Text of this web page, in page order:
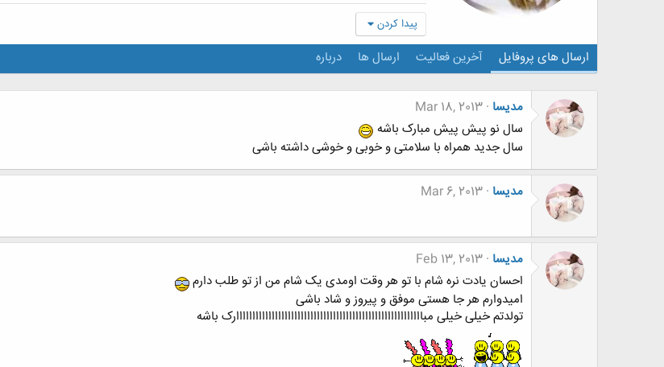
پیدا کردن
ارسال های پروفایل آخرین فعالیت ارسال ها درباره
مدیسا Mar 18, 2013
سال نو پیش پیش مبارک باشه
سال جدید همراه با سلامتی و خوبی و خوشی داشته باشی
مدیسا Mar 6, 2013
مدیسا Feb 13, 2013
احسان یادت نره شام با تو هر وقت اومدی یک شام من از تو طلب دارم
امیدوارم هر جا هستی موفق و پیروز و شاد باشی
تولدتم خیلی خیلی مباااااااااااااااااااااااااااااااااااااااااااااااااااااااااارک باشه